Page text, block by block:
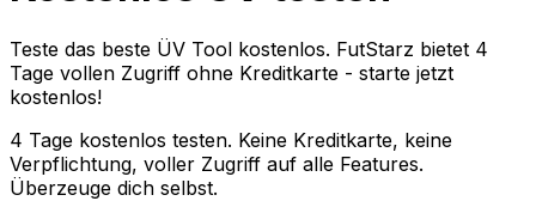
Teste das beste ÜV Tool kostenlos. FutStarz bietet 4
Tage vollen Zugriff ohne Kreditkarte - starte jetzt
kostenlos!
4 Tage kostenlos testen. Keine Kreditkarte, keine
Verpflichtung, voller Zugriff auf alle Features.
Überzeuge dich selbst.